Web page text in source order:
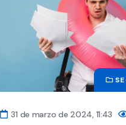
31 de marzo de 2024, 11:43